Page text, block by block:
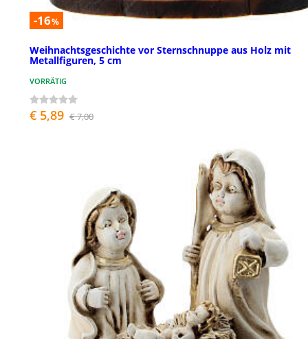
-16%
Weihnachtsgeschichte vor Sternschnuppe aus Holz mit
Metallfiguren, 5 cm
VORRÄTIG
€ 5,89 € 7,00